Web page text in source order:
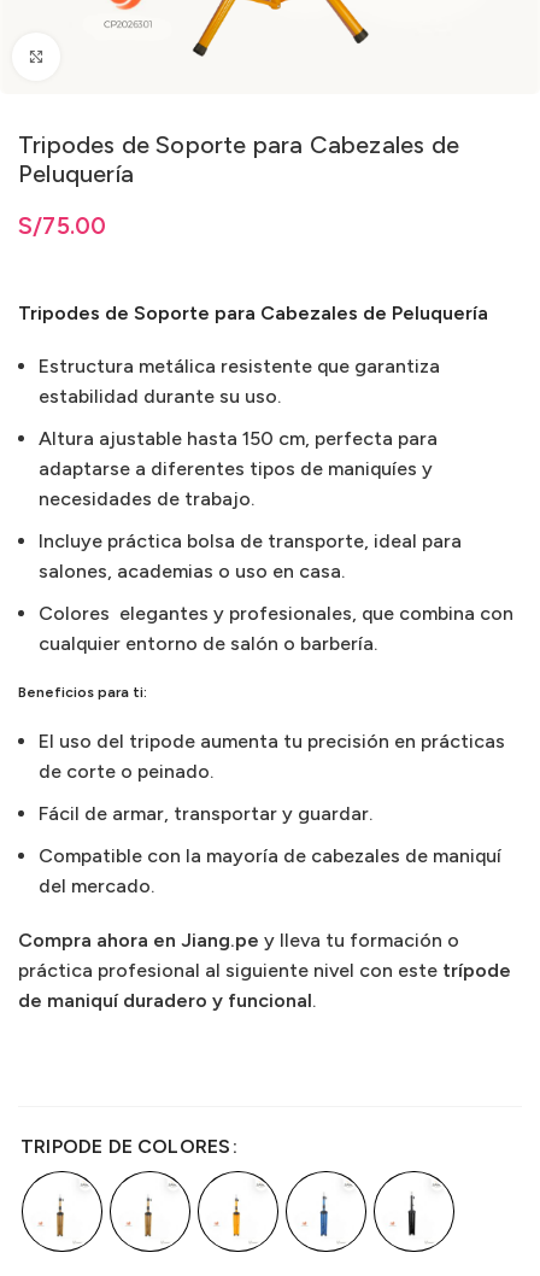
Tripodes de Soporte para Cabezales de
Peluquería
S/75.00
S/75.00
Tripodes de Soporte para Cabezales de Peluquería
Estructura metálica resistente que garantiza
estabilidad durante su uso.
Altura ajustable hasta 150 cm, perfecta para
adaptarse a diferentes tipos de maniquíes y
necesidades de trabajo.
Incluye práctica bolsa de transporte, ideal para
salones, academias o uso en casa.
Colores elegantes y profesionales, que combina con
cualquier entorno de salón o barbería.
Beneficios para ti:
El uso del tripode aumenta tu precisión en prácticas
de corte o peinado.
Fácil de armar, transportar y guardar.
Compatible con la mayoría de cabezales de maniquí
del mercado.
Compra ahora en Jiang.pe y lleva tu formación o
práctica profesional al siguiente nivel con este trípode
de maniquí duradero y funcional.
TRIPODE DE COLORES